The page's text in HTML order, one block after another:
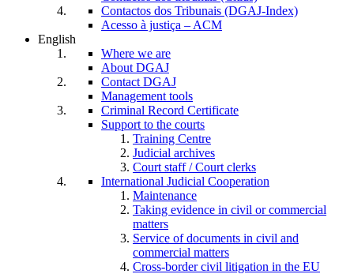
Contactos dos Tribunais (DGAJ-Index)
Acesso à justiça – ACM
English
Where we are
About DGAJ
Contact DGAJ
Management tools
Criminal Record Certificate
Support to the courts
Training Centre
Judicial archives
Court staff / Court clerks
International Judicial Cooperation
Maintenance
Taking evidence in civil or commercial
matters
Service of documents in civil and
commercial matters​​
Cross-border civil litigation in the EU